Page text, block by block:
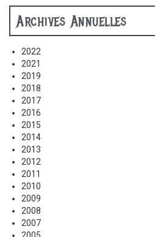
Archives Annuelles
2022
2021
2019
2018
2017
2016
2015
2014
2013
2012
2011
2010
2009
2008
2007
2005